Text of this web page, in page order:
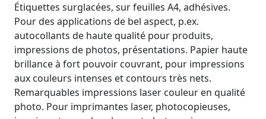
Étiquettes surglacées, sur feuilles A4, adhésives.
Pour des applications de bel aspect, p.ex.
autocollants de haute qualité pour produits,
impressions de photos, présentations. Papier haute
brillance à fort pouvoir couvrant, pour impressions
aux couleurs intenses et contours très nets.
Remarquables impressions laser couleur en qualité
photo. Pour imprimantes laser, photocopieuses,